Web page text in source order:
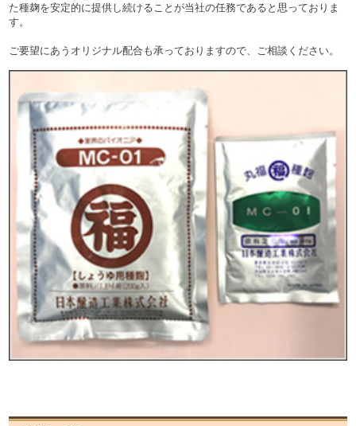
た種麹を安定的に提供し続けることが当社の任務であると思っておりま
す。
ご要望にあうオリジナル配合も承っておりますので、ご相談ください。